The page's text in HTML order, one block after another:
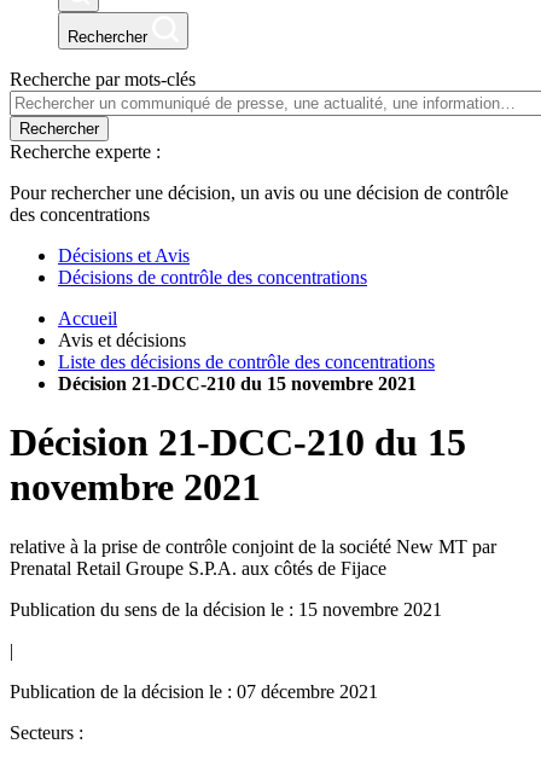
Rechercher
Recherche par mots-clés
Rechercher
Recherche experte :
Pour rechercher une décision, un avis ou une décision de contrôle
des concentrations
Décisions et Avis
Décisions de contrôle des concentrations
Accueil
Avis et décisions
Liste des décisions de contrôle des concentrations
Décision 21-DCC-210 du 15 novembre 2021
Décision 21-DCC-210 du 15
novembre 2021
relative à la prise de contrôle conjoint de la société New MT par
Prenatal Retail Groupe S.P.A. aux côtés de Fijace
Publication du sens de la décision le : 15 novembre 2021
|
Publication de la décision le : 07 décembre 2021
Secteurs :